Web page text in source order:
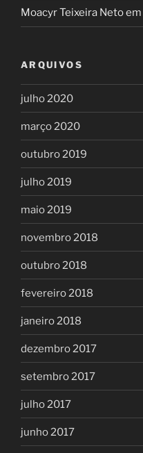
Moacyr Teixeira Netoem
ARQUIVOS
julho 2020
março 2020
outubro 2019
julho 2019
maio 2019
novembro 2018
outubro 2018
fevereiro 2018
janeiro 2018
dezembro 2017
setembro 2017
julho 2017
junho 2017